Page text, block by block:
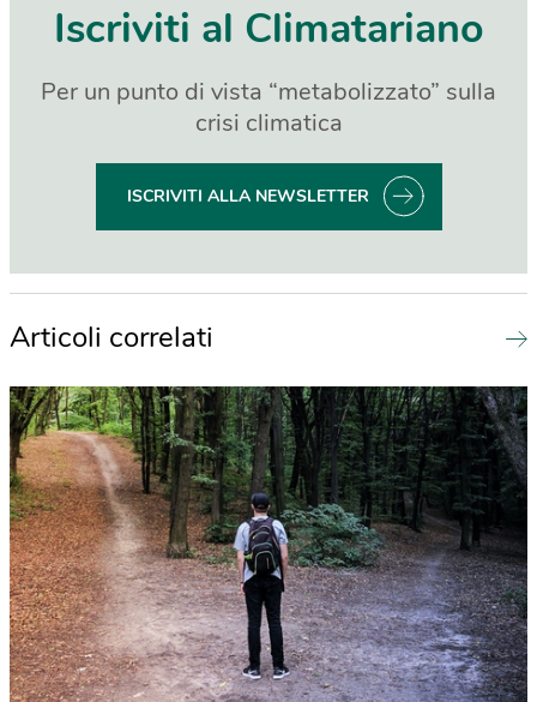
Iscriviti al Climatariano
Per un punto di vista “metabolizzato” sulla
crisi climatica
ISCRIVITI ALLA NEWSLETTER
Articoli correlati